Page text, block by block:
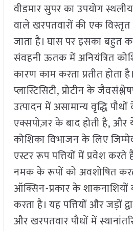
वीडमार सुपर का उपयोग
वाले खरपतवारों की एक विस्तृत
जाता है। घास पर इसका बहुत
संवहनी ऊतक में अनियंत्रित
कारण काम करता प्रतीत होता
प्लास्टिसिटी, प्रोटीन के
उत्पादन में असामान्य वृद्धि
एक्सपोज़र के बाद होती है, और ये
कोशिका विभाजन के लिए
एस्टर रूप पत्तियों में प्रवेश
नमक के रूपों को अवशोषित
ऑक्सिन-प्रकार के शाकनाशियों
करता है। यह पत्तियों और जड़ों
और खरपतवार पौधों में